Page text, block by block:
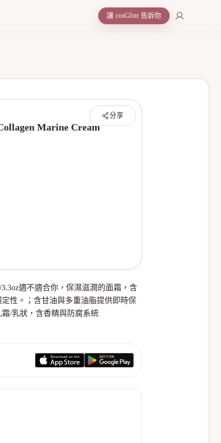
讓 cosGlint 告訴你
分享
Marine Cream
3.3oz適不適合你，保濕滋潤的面霜，含
性。；含甘油與多重油脂提供即時保
/乳狀，含香精與防腐系統